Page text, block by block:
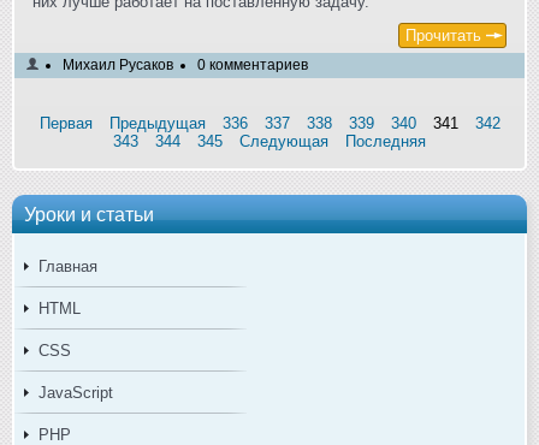
Уроки и статьи
Главная
HTML
CSS
JavaScript
PHP
Прочитать
Михаил Русаков 0 комментариев
Первая Предыдущая 336 337 338 339 340 341
342
343
344 345 Следующая Последняя